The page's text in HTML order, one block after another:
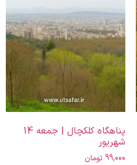
پناهگاه کلکچال | جمعه 14
شهریور
99,000 تومان